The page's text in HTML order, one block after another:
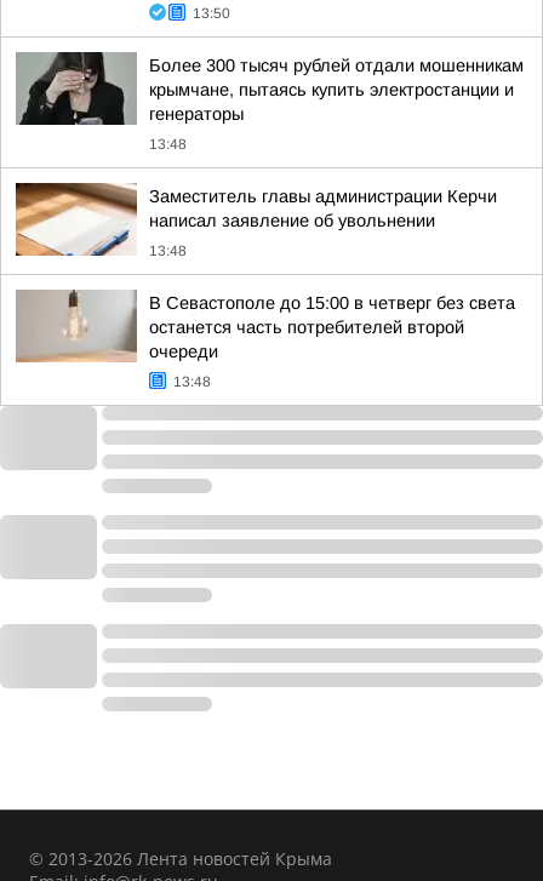
13:50
Более 300 тысяч рублей отдали мошенникам
крымчане, пытаясь купить электростанции и
генераторы
13:48
Заместитель главы администрации Керчи
написал заявление об увольнении
13:48
В Севастополе до 15:00 в четверг без света
останется часть потребителей второй
очереди
13:48
© 2013-2026 Лента новостей Крыма